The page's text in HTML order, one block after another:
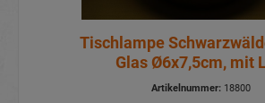
Tischlampe
Glas Ø6x7,5cm, mit
Artikelnummer:18800